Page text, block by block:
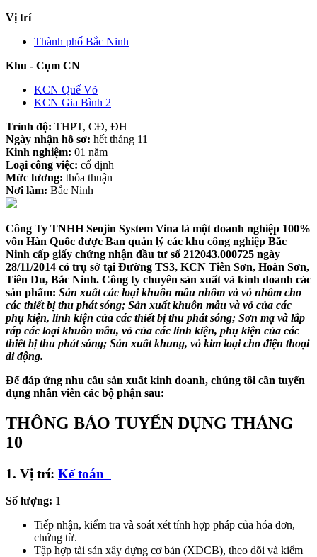
Vị trí
Thành phố Bắc Ninh
Khu - Cụm CN
KCN Quế Võ
KCN Gia Bình 2
Trình độ: THPT, CĐ, ĐH
Ngày nhận hồ sơ: hết tháng 11
Kinh nghiệm: 01 năm
Loại công việc: cố định
Mức lương: thỏa thuận
Nơi làm: Bắc Ninh
Công Ty TNHH Seojin System Vina là một doanh nghiệp 100%
vốn Hàn Quốc được Ban quản lý các khu công nghiệp Bắc
Ninh cấp giấy chứng nhận đầu tư số 212043.000725 ngày
28/11/2014 có trụ sở tại Đường TS3, KCN Tiên Sơn, Hoàn Sơn,
Tiên Du, Bắc Ninh. Công ty chuyên sản xuất và kinh doanh các
sản phẩm: Sản xuất các loại khuôn mẫu nhôm và vỏ nhôm cho
các thiết bị thu phát sóng; Sản xuất khuôn mẫu và vỏ của các
phụ kiện, linh kiện của các thiết bị thu phát sóng; Sơn mạ và lắp
ráp các loại khuôn mẫu, vỏ của các linh kiện, phụ kiện của các
thiết bị thu phát sóng; Sản xuất khung, vỏ kim loại cho điện thoại
di động.
Để đáp ứng nhu cầu sản xuất kinh doanh, chúng tôi cần tuyển
dụng nhân viên các bộ phận sau:
THÔNG BÁO TUYỂN DỤNG THÁNG
10
1. Vị trí: Kế toán
Số lượng: 1
Tiếp nhận, kiểm tra và soát xét tính hợp pháp của hóa đơn,
chứng từ.
Tập hợp tài sản xây dựng cơ bản (XDCB), theo dõi và kiểm